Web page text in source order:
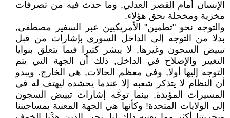
الإنسان أمام القصر العدلي, وما حدث فيه من تصرفات
مخزية ومخجلة بحق هؤلاء.
والتوجه نحو "تطمين" الأمريكيين عبر السفير مصطفى,
بدلا من التوجه إلى الداخل السوري بإشارات من قبل
تبييض السجون وغيرها, لا يبشر كثيرا فيما يتعلق بنوايا
التغيير والإصلاح في الداخل, ذلك أن الجهة التي يتم
التوجه إليها أولا, وفي معظم الحالات, هي الخارج. ويبدو
أن النظام لا يتذكر شعبه إلا عندما يحشده ليهتف له في
المسيرات المؤيدة, بينما توجَّه إشارات تبييض السجون
إلى الولايات المتحدة! وكأنها هي الجهة المعنية بمساجيننا